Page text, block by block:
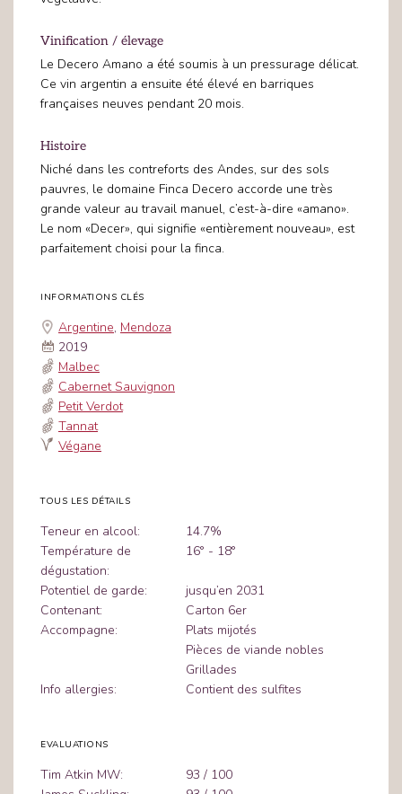
Vinification / élevage
Le Decero Amano a été soumis à un pressurage délicat.
Ce vin argentin a ensuite été élevé en barriques
françaises neuves pendant 20 mois.
Histoire
Niché dans les contreforts des Andes, sur des sols
pauvres, le domaine Finca Decero accorde une très
grande valeur au travail manuel, c’est-à-dire «amano».
Le nom «Decer», qui signifie «entièrement nouveau», est
parfaitement choisi pour la finca.
INFORMATIONS CLÉS
Argentine, Mendoza
2019
Malbec
Cabernet Sauvignon
Petit Verdot
Tannat
Végane
TOUS LES DÉTAILS
Teneur en alcool:
14.7%
Température de
dégustation:
16° - 18°
Potentiel de garde:
jusqu’en 2031
Contenant:
Carton 6er
Accompagne:
Plats mijotés
Pièces de viande nobles
Grillades
Info allergies:
Contient des sulfites
EVALUATIONS
Tim Atkin MW:
93 / 100